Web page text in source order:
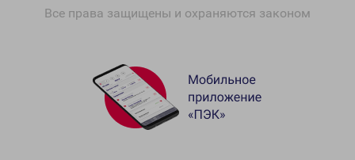
Все права защищены и охраняются законом